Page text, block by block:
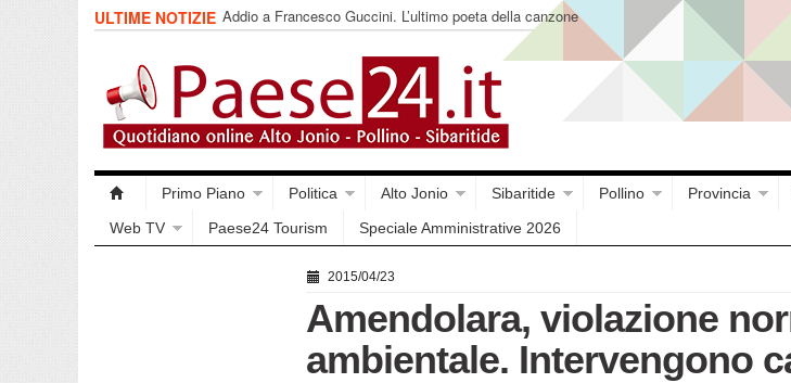
ULTIME NOTIZIE Addio a Francesco Guccini. L’ultimo poeta della canzone
impegnata
Primo Piano Politica Alto Jonio Sibaritide Pollino Provincia
Web TV
Paese24 Tourism Speciale Amministrative 2026
2015/04/23
Amendolara, violazione
ambientale. Intervengono